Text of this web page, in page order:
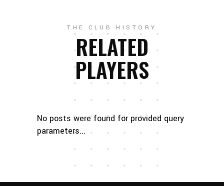
THE CLUB HISTORY
RELATED
PLAYERS
No posts were found for provided query
parameters...